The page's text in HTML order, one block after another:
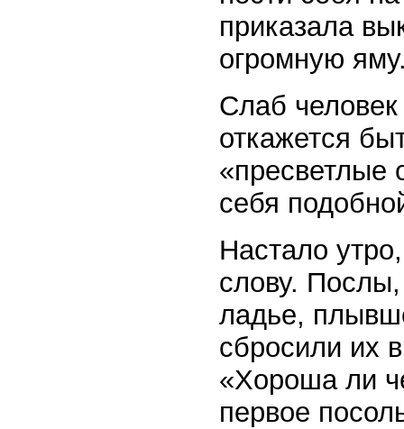
приказала
огромную
Слаб
откажется
«пресветлые
себя
Настало
слову.
ладье,
сбросили их
«Хороша ли
первое